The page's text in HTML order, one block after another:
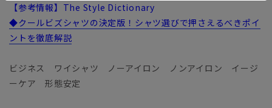
【参考情報】The Style Dictionary
◆クールビズシャツの決定版！シャツ選びで押さえるべきポイ
ントを徹底解説
ビジネス ワイシャツ ノーアイロン ノンアイロン イージ
ーケア 形態安定